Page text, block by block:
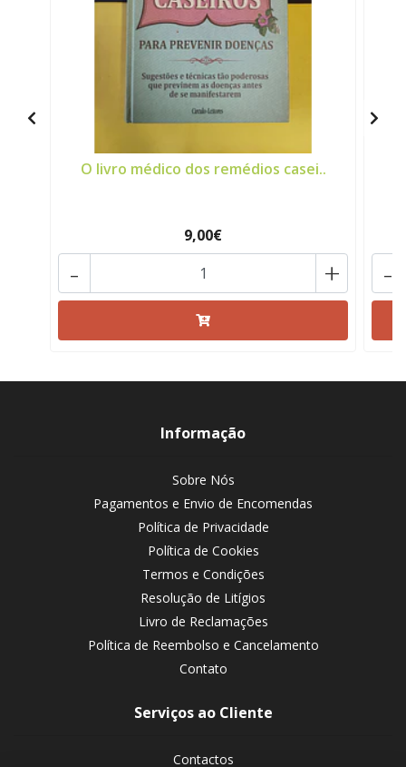
O livro médico dos remédios casei..
9,00€
+
- -
Informação
Sobre Nós
Pagamentos e Envio de Encomendas
Política de Privacidade
Política de Cookies
Termos e Condições
Resolução de Litígios
Livro de Reclamações
Política de Reembolso e Cancelamento
Contato
Serviços ao Cliente
Contactos